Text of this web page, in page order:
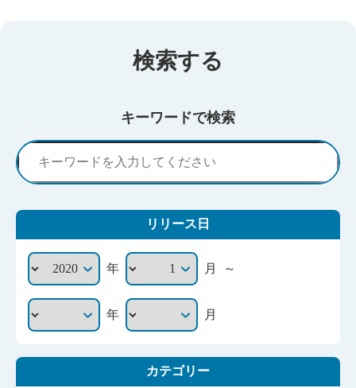
検索する
キーワードで検索
リリース日
年 月 ～
年 月
カテゴリー